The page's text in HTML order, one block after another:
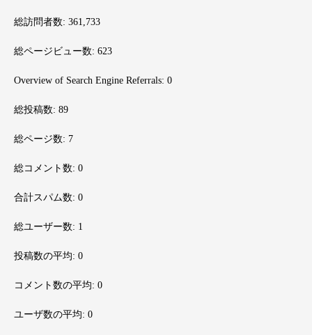
総訪問者数: 361,733
総ページビュー数: 623
Overview of Search Engine Referrals: 0
総投稿数: 89
総ページ数: 7
総コメント数: 0
合計スパム数: 0
総ユーザー数: 1
投稿数の平均: 0
コメント数の平均: 0
ユーザ数の平均: 0